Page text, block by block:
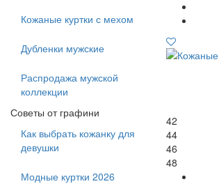
Кожаные куртки с мехом
Дубленки мужские
Распродажа мужской
коллекции
Советы от графини
Как выбрать кожанку для
девушки
Модные куртки 2026
42
44
46
48